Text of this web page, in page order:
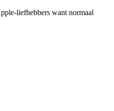
liefhebbers want normaal